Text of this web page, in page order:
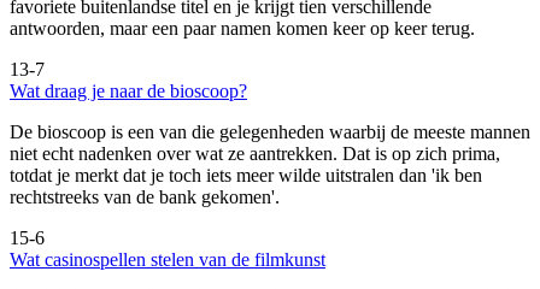
favoriete buitenlandse titel en je krijgt tien verschillende
antwoorden, maar een paar namen komen keer op keer terug.
13-7
Wat draag je naar de bioscoop?
De bioscoop is een van die gelegenheden waarbij de meeste mannen
niet echt nadenken over wat ze aantrekken. Dat is op zich prima,
totdat je merkt dat je toch iets meer wilde uitstralen dan 'ik ben
rechtstreeks van de bank gekomen'.
15-6
Wat casinospellen stelen van de filmkunst